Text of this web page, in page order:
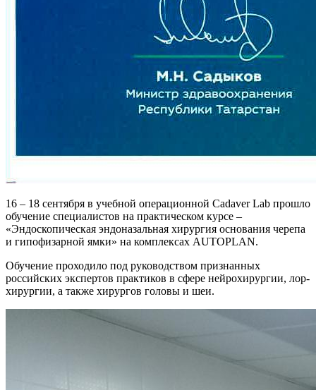
16 – 18 сентября в учебной операционной Cadaver Lab прошло
обучение специалистов на практическом курсе –
«Эндоскопическая эндоназальная хирургия основания черепа
и гипофизарной ямки» на комплексах AUTOPLAN.
Обучение проходило под руководством признанных
российских экспертов практиков в сфере нейрохирургии, лор-
хирургии, а также хирургов головы и шеи.